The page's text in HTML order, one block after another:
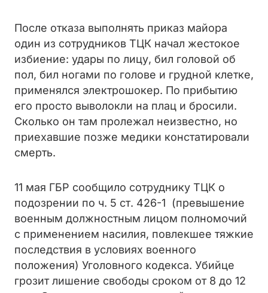
После отказа выполнять приказ майора
один из сотрудников ТЦК начал жестокое
избиение: удары по лицу, бил головой об
пол, бил ногами по голове и грудной клетке,
применялся электрошокер. По прибытию
его просто выволокли на плац и бросили.
Сколько он там пролежал неизвестно, но
приехавшие позже медики констатировали
смерть.
11 мая ГБР сообщило сотруднику ТЦК о
подозрении по ч. 5 ст. 426-1 (превышение
военным должностным лицом полномочий
с применением насилия, повлекшее тяжкие
последствия в условиях военного
положения) Уголовного кодекса. Убийце
грозит лишение свободы сроком от 8 до 12